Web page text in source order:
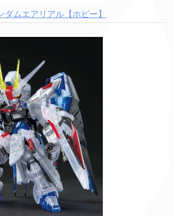
ダムエアリアル【ホビー】